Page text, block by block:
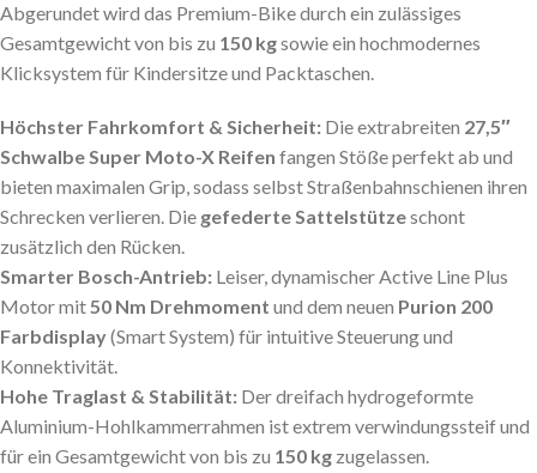
Abgerundet wird das Premium-Bike durch ein zulässiges
Gesamtgewicht von bis zu 150 kgsowie ein hochmodernes
Klicksystem für Kindersitze und Packtaschen.
Höchster Fahrkomfort & Sicherheit: Die extrabreiten 27,5″
Schwalbe Super Moto-X Reifen fangen Stöße perfekt ab und
bieten maximalen Grip, sodass selbst Straßenbahnschienen ihren
Schrecken verlieren. Die gefederte Sattelstützeschont
zusätzlich den Rücken.
Smarter Bosch-Antrieb: Leiser, dynamischer Active Line Plus
Motor mit50 Nm Drehmoment und dem neuen Purion 200
Farbdisplay(Smart System) für intuitive Steuerung und
Konnektivität.
Hohe Traglast & Stabilität: Der dreifach hydrogeformte
Aluminium-Hohlkammerrahmen ist extrem verwindungssteif und
für ein Gesamtgewicht von bis zu 150 kg zugelassen.